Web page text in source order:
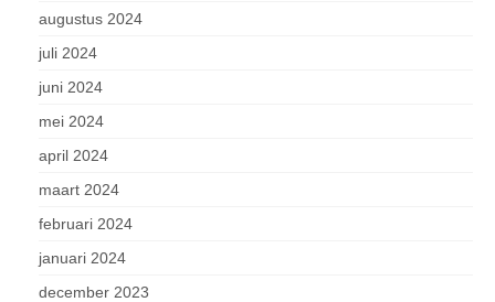
augustus 2024
juli 2024
juni 2024
mei 2024
april 2024
maart 2024
februari 2024
januari 2024
december 2023